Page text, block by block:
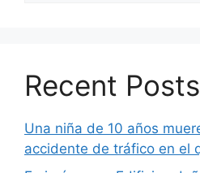
Recent Posts
Una niña de 10 años
accidente de tráfico en el